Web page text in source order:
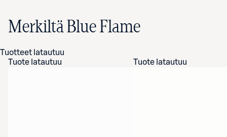
Merkiltä Blue Flame
Tuotteet latautuu
Tuote latautuu
Tuote latautuu